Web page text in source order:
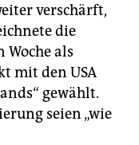
verschärft,
die
als
mit den USA
gewählt.
seien „wie